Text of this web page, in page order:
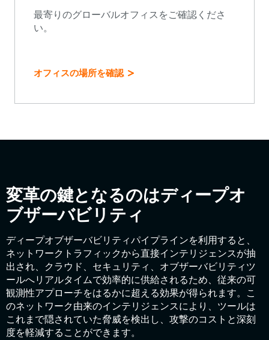
最寄りのグローバルオフィスをご確認くださ
い。
オフィスの場所を確認
変革の鍵となるのはディープオ
ブザーバビリティ
ディープオブザーバビリティパイプラインを利用すると、
ネットワークトラフィックから直接インテリジェンスが抽
出され、クラウド、セキュリティ、オブザーバビリティツ
ールへリアルタイムで効率的に供給されるため、従来の可
観測性アプローチをはるかに超える効果が得られます。こ
のネットワーク由来のインテリジェンスにより、ツールは
これまで隠されていた脅威を検出し、攻撃のコストと深刻
度を軽減することができます。